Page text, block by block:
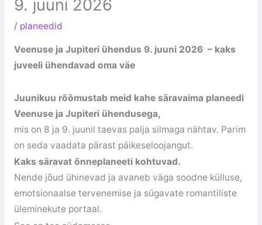
9. juuni 2026
/ planeedid
Veenuse ja Jupiteri ühendus 9. juuni 2026 – kaks
juveeli ühendavad oma väe
Juunikuu rõõmustab meid kahe säravaima planeedi
Veenuse ja Jupiteri ühendusega,
mis on 8 ja 9. juunil taevas palja silmaga nähtav. Parim
on seda vaadata pärast päikeseloojangut.
Kaks säravat õnneplaneeti kohtuvad.
Nende jõud ühinevad ja avaneb väga soodne külluse,
emotsionaalse tervenemise ja sügavate romantiliste
üleminekute portaal.